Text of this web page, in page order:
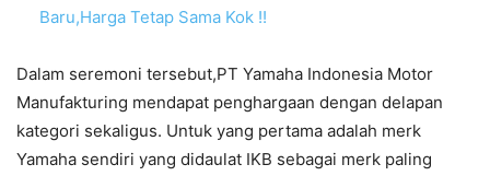
Baru,Harga Tetap Sama Kok !!
Dalam seremoni tersebut,PT Yamaha Indonesia Motor
Manufakturing mendapat penghargaan dengan delapan
kategori sekaligus. Untuk yang pertama adalah merk
Yamaha sendiri yang didaulat IKB sebagai merk paling